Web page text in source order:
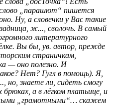
„парашют“ пишется
Ну, а словечки у Вас такие
ж..., сволочь. В самый
литературного
Вы бы, ув. автор, прежде
страничкам,
— оно полезно. И
Нет? Гугл в помощь). Я,
но, знаете ли, сидеть смогу
а в лёгком платьице, и
„грамотными“… скажем